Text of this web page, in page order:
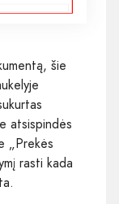
šie
atsispindės
„Prekės
rasti kada